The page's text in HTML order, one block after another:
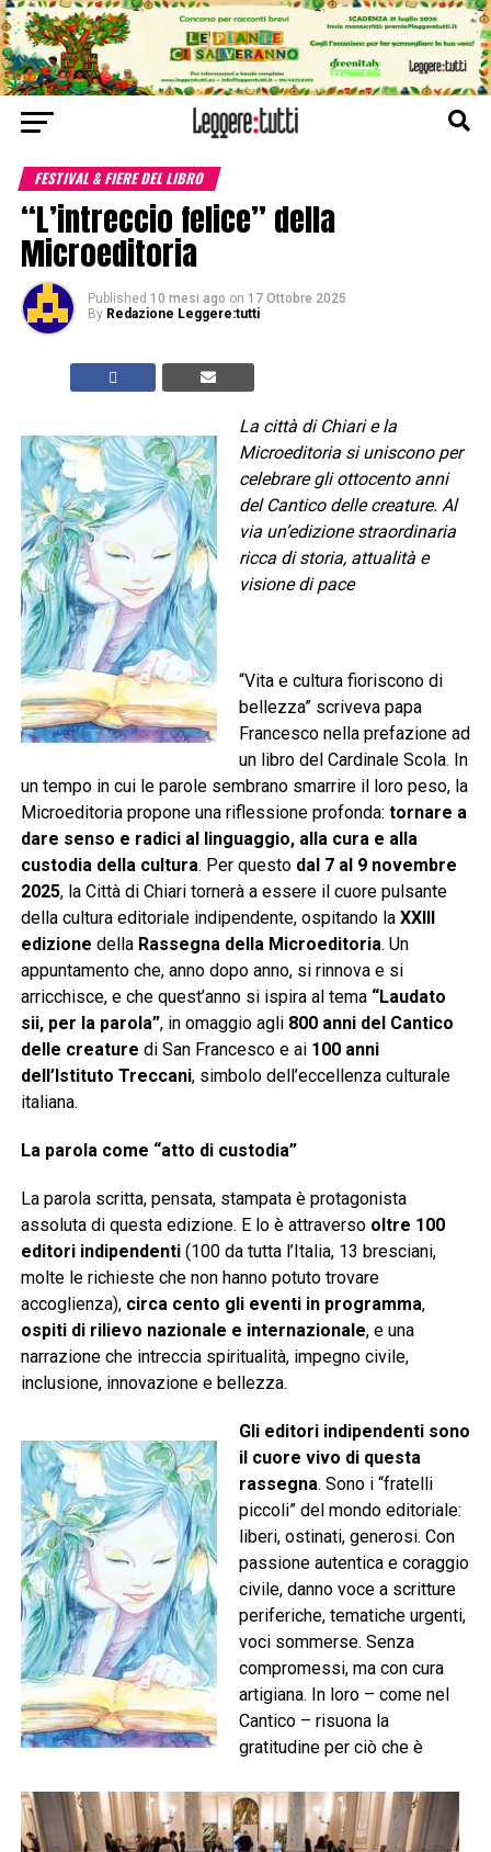
FESTIVAL & FIERE DEL LIBRO
“L’intreccio felice” della
Microeditoria
Published 10 mesi ago on 17 Ottobre 2025
By Redazione Leggere:tutti
La città di Chiari e la
Microeditoria si uniscono per
celebrare gli ottocento anni
del Cantico delle creature. Al
via un’edizione straordinaria
ricca di storia, attualità e
visione di pace
“Vita e cultura fioriscono di
bellezza” scriveva papa
Francesco nella prefazione ad
un libro del Cardinale Scola. In
un tempo in cui le parole sembrano smarrire il loro peso, la
Microeditoria propone una riflessione profonda: tornare a
dare senso e radici al linguaggio, alla cura e alla
custodia della cultura. Per questo dal 7 al 9 novembre
2025, la Città di Chiari tornerà a essere il cuore pulsante
della cultura editoriale indipendente, ospitando la XXIII
edizione della Rassegna della Microeditoria. Un
appuntamento che, anno dopo anno, si rinnova e si
arricchisce, e che quest’anno si ispira al tema “Laudato
sii, per la parola”, in omaggio agli 800 anni del Cantico
delle creature di San Francesco e ai 100 anni
dell’Istituto Treccani, simbolo dell’eccellenza culturale
italiana.
La parola come “atto di custodia”
La parola scritta, pensata, stampata è protagonista
assoluta di questa edizione. E lo è attraverso oltre 100
editori indipendenti (100 da tutta l’Italia, 13 bresciani,
molte le richieste che non hanno potuto trovare
accoglienza), circa cento gli eventi in programma,
ospiti di rilievo nazionale e internazionale, e una
narrazione che intreccia spiritualità, impegno civile,
inclusione, innovazione e bellezza.
Gli editori indipendenti sono
il cuore vivo di questa
rassegna. Sono i “fratelli
piccoli” del mondo editoriale:
liberi, ostinati, generosi. Con
passione autentica e coraggio
civile, danno voce a scritture
periferiche, tematiche urgenti,
voci sommerse. Senza
compromessi, ma con cura
artigiana. In loro – come nel
Cantico – risuona la
gratitudine per ciò che è